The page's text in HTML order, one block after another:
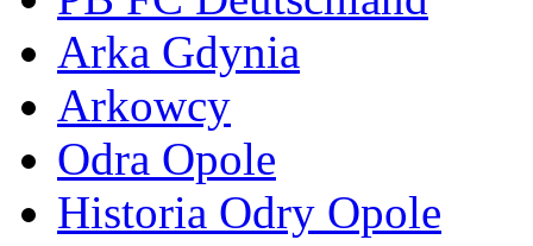
Arka Gdynia
Arkowcy
Odra Opole
Historia Odry Opole